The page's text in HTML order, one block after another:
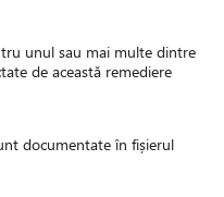
unul sau mai multe dintre
de această remediere
documentate în fișierul